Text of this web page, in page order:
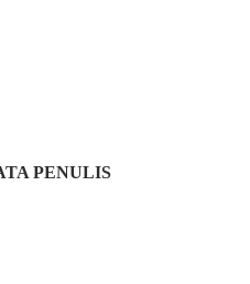
PENULIS